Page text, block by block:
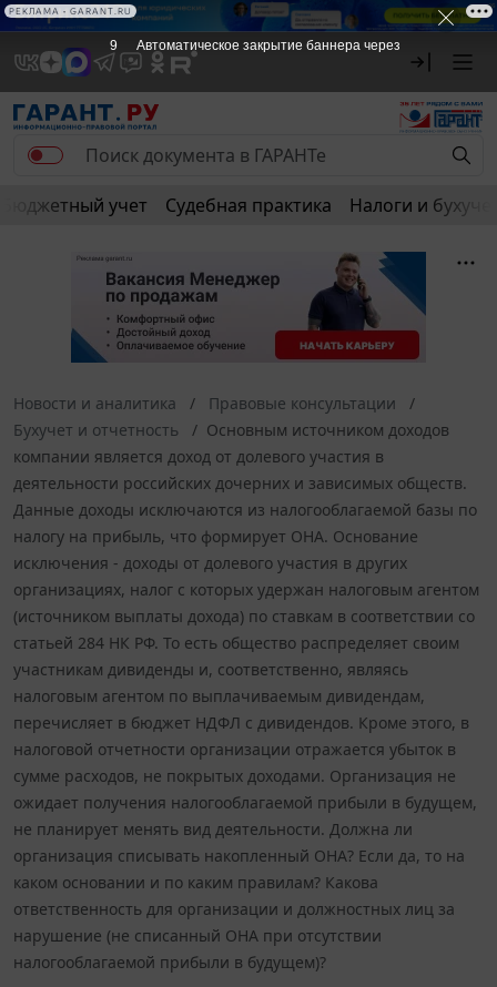
Бюджетный учет Судебная практика Налоги и
Новости и аналитика
Правовые консультации
Бухучет и отчетность
Основным источником доходов
компании является доход от долевого участия в
деятельности российских дочерних и зависимых обществ.
Данные доходы исключаются из налогооблагаемой базы по
налогу на прибыль, что формирует ОНА. Основание
исключения - доходы от долевого участия в других
организациях, налог с которых удержан налоговым агентом
(источником выплаты дохода) по ставкам в соответствии со
статьей 284 НК РФ. То есть общество распределяет своим
участникам дивиденды и, соответственно, являясь
налоговым агентом по выплачиваемым дивидендам,
перечисляет в бюджет НДФЛ с дивидендов. Кроме этого, в
налоговой отчетности организации отражается убыток в
сумме расходов, не покрытых доходами. Организация не
ожидает получения налогооблагаемой прибыли в будущем,
не планирует менять вид деятельности. Должна ли
организация списывать накопленный ОНА? Если да, то на
каком основании и по каким правилам? Какова
ответственность для организации и должностных лиц за
нарушение (не списанный ОНА при отсутствии
налогооблагаемой прибыли в будущем)?
9 Автоматическое закрытие баннера через
РЕКЛАМА • GARANT.RU